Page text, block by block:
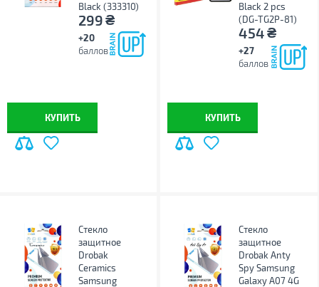
Black (333310)
299₴
+20
баллов
КУПИТЬ
Black 2 pcs
(DG-TG2P-81)
454₴
+27
баллов
КУПИТЬ
Стекло
защитное
Drobak
Ceramics
Samsung
Стекло
защитное
Drobak Anty
Spy Samsung
Galaxy A07 4G